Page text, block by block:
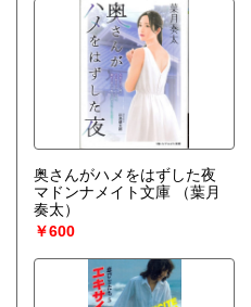
奥さんがハメをはずした夜
マドンナメイト文庫
（葉月
奏太）
￥600